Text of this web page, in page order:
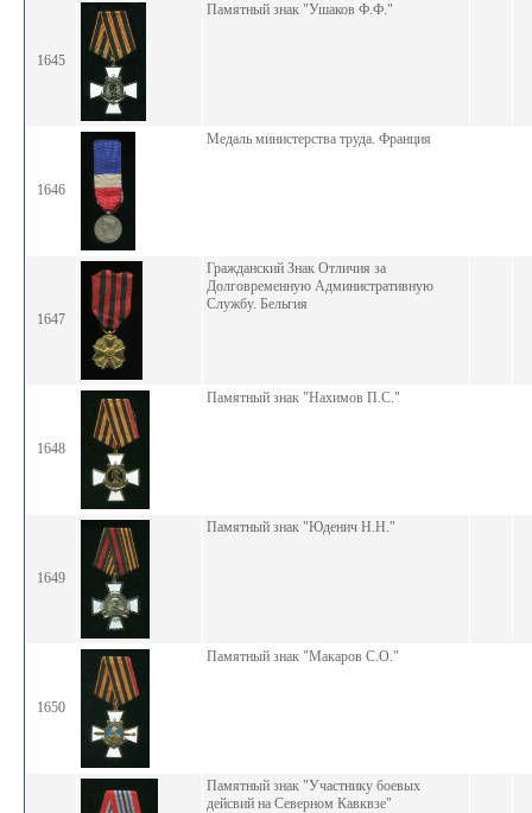
1645
Памятный знак "Ушаков Ф.Ф."
1646
Медаль министерства труда. Франция
1647
Гражданский Знак Отличия за
Долговременную Административную
Службу. Бельгия
1648
Памятный знак "Нахимов П.С."
1649
Памятный знак "Юденич Н.Н."
1650
Памятный знак "Макаров С.О."
Памятный знак "Участнику боевых
дейсвий на Северном Кавквзе"